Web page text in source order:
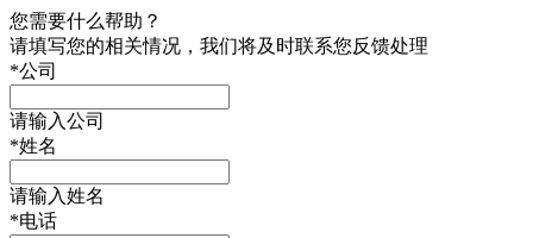
您需要什么帮助？
请填写您的相关情况，我们将及时联系您反馈处理
*公司
请输入公司
*姓名
请输入姓名
*电话